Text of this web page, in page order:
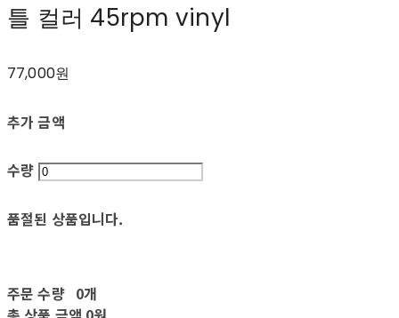
틀 컬러 45rpm vinyl
77,000원
추가 금액
수량
품절된 상품입니다.
주문 수량 0개